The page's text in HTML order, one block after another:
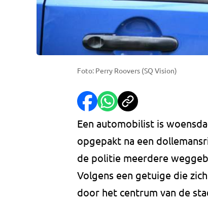
Foto: Perry Roovers (SQ Vision)
Een automobilist is
opgepakt na een
de politie meerdere
Volgens een getuige die
door het centrum van de